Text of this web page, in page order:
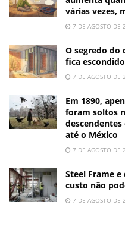
várias vezes,
7 DE AGOSTO DE
O segredo
fica
7 DE AGOSTO DE
Em 1890,
foram soltos
até o México
7 DE AGOSTO DE
Steel Frame
custo não
7 DE AGOSTO DE